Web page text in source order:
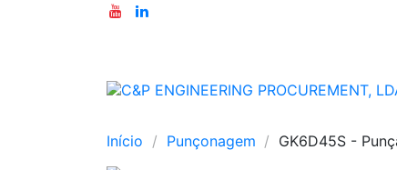
Início Punçonagem GK6D45S -